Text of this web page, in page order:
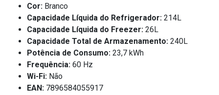
Cor: Branco
Capacidade Líquida do Refrigerador: 214L
Capacidade Líquida do Freezer: 26L
Capacidade Total de Armazenamento: 240L
Potência de Consumo: 23,7 kWh
Frequência: 60 Hz
Wi-Fi: Não
EAN: 7896584055917